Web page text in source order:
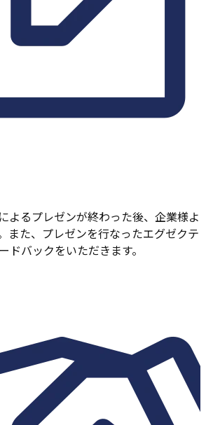
よるプレゼンが終わった後、企業様よ
また、プレゼンを行なったエグゼクテ
ドバックをいただきます。